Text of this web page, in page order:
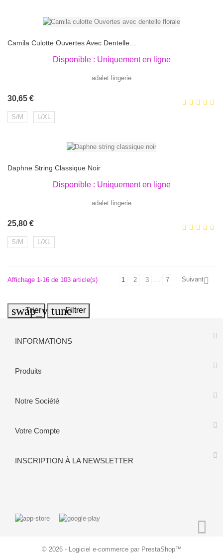
Camila Culotte Ouvertes Avec Dentelle...
Disponible : Uniquement en ligne
adalet lingerie
30,65 €Prix
S/M L/XL
Daphne String Classique Noir
Disponible : Uniquement en ligne
adalet lingerie
25,80 €Prix
S/M L/XL
Affichage 1-16 de 103 article(s) 1 2 3 … 7 Suivant
swap_vert
Trier tuneFiltrer
INFORMATIONS
Produits
Notre Société
Votre Compte
INSCRIPTION À LA NEWSLETTER
© 2026 - Logiciel e-commerce par PrestaShop™